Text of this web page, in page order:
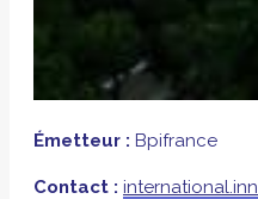
Émetteur : Bpifrance
Contact :